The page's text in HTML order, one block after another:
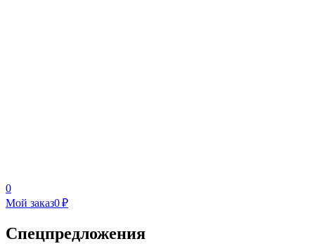
0
Мой заказ0 ₽
Спецпредложения